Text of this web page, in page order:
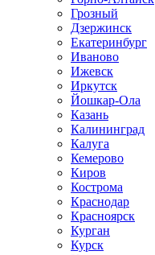
Грозный
Дзержинск
Екатеринбург
Иваново
Ижевск
Иркутск
Йошкар-Ола
Казань
Калининград
Калуга
Кемерово
Киров
Кострома
Краснодар
Красноярск
Курган
Курск